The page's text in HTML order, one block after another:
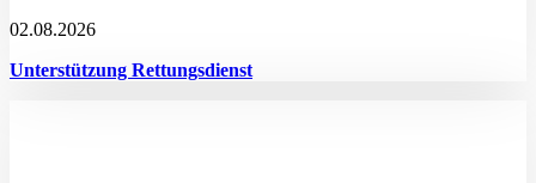
02.08.2026
Unterstützung Rettungsdienst